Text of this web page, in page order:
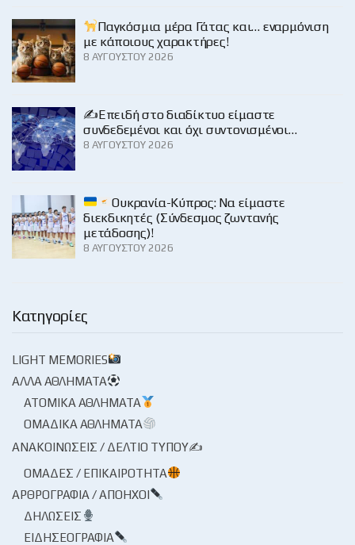
Παγκόσμια μέρα Γάτας και… εναρμόνιση
με κάποιους χαρακτήρες!
8 ΑΥΓΟΎΣΤΟΥ 2026
✍️Επειδή στο διαδίκτυο είμαστε
συνδεδεμένοι και όχι συντονισμένοι…
8 ΑΥΓΟΎΣΤΟΥ 2026
Ουκρανία-Κύπρος: Να είμαστε
διεκδικητές (Σύνδεσμος ζωντανής
μετάδοσης)!
8 ΑΥΓΟΎΣΤΟΥ 2026
Κατηγορίες
LIGHT MEMORIES
ΆΛΛΑ ΑΘΛΉΜΑΤΑ
ΑΤΟΜΙΚΆ ΑΘΛΉΜΑΤΑ
ΟΜΑΔΙΚΆ ΑΘΛΉΜΑΤΑ
ΑΝΑΚΟΙΝΏΣΕΙΣ / ΔΕΛΤΊΟ ΤΎΠΟΥ✍
ΟΜΆΔΕΣ / ΕΠΙΚΑΙΡΌΤΗΤΑ
ΑΡΘΡΟΓΡΑΦΊΑ / ΑΠΌΗΧΟΙ
ΔΗΛΏΣΕΙΣ
ΕΙΔΗΣΕΟΓΡΑΦΊΑ